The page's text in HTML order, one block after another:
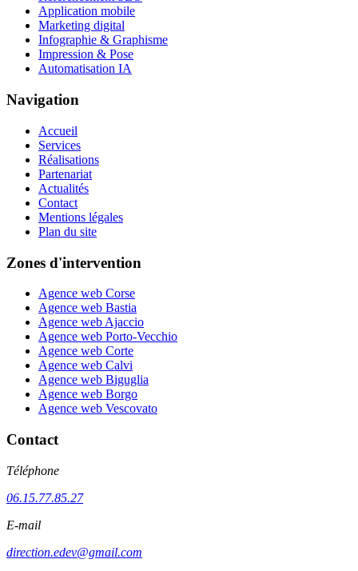
Application mobile
Marketing digital
Infographie & Graphisme
Impression & Pose
Automatisation IA
Navigation
Accueil
Services
Réalisations
Partenariat
Actualités
Contact
Mentions légales
Plan du site
Zones d'intervention
Agence web Corse
Agence web Bastia
Agence web Ajaccio
Agence web Porto-Vecchio
Agence web Corte
Agence web Calvi
Agence web Biguglia
Agence web Borgo
Agence web Vescovato
Contact
Téléphone
06.15.77.85.27
E-mail
direction.edev@gmail.com